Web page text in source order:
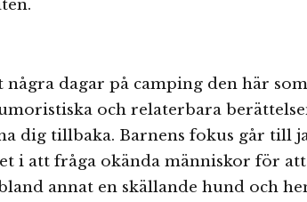
dagar på camping den här
och relaterbara
dig tillbaka. Barnens fokus går till
i att fråga okända människor för
annat en skällande hund och